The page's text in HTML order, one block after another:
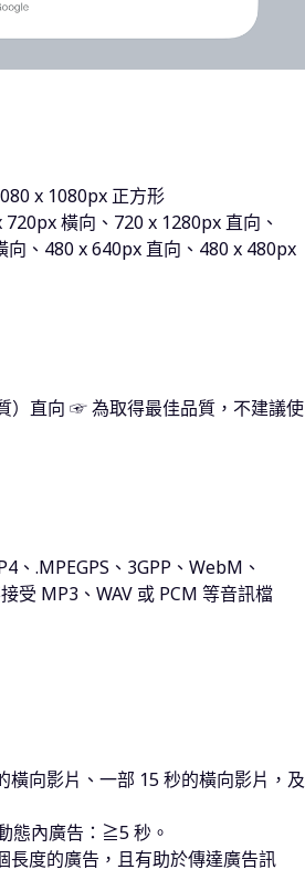
x 1080px 正方形
橫向、720 x 1280px 直向、
、480 x 640px 直向、480 x 480px
）直向 ☞ 為取得最佳品質，不建議使
、.MPEGPS、3GPP、WebM、
受 MP3、WAV 或 PCM 等音訊檔
向影片、一部 15 秒的橫向影片，及
態內廣告：≧5 秒。
度的廣告，且有助於傳達廣告訊